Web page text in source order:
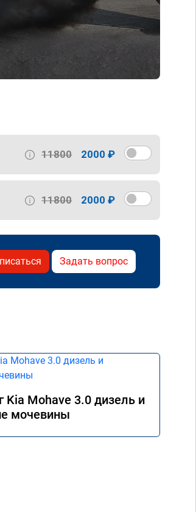
11800 2000 ₽
11800 2000 ₽
Задать вопрос
Kia Mohave 3.0 дизель и
мочевины